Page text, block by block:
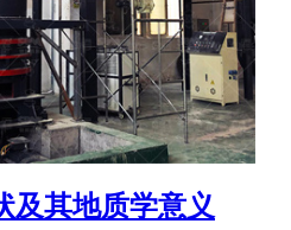
及其地质学意义